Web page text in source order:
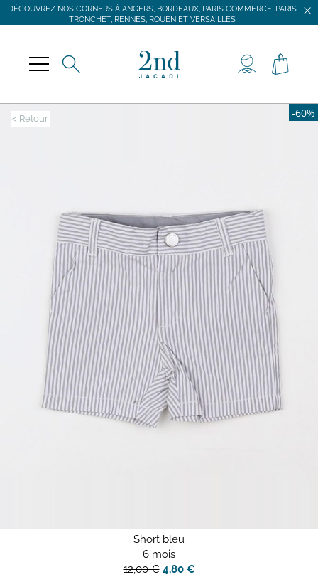
DÉCOUVREZ NOS CORNERS À ANGERS, BORDEAUX, PARIS COMMERCE, PARIS
TRONCHET, RENNES, ROUEN ET VERSAILLES
DÉCOUVREZ NOS CORNERS À ANGERS, BORDEAUX, PARIS COMMERCE, PARIS
TRONCHET, RENNES, ROUEN ET VERSAILLES
< Retour -60%
Short bleu
6 mois
12,00 € 4,80 €